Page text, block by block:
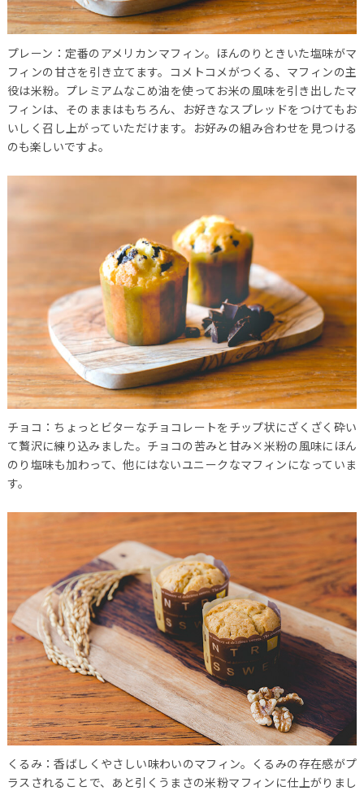
プレーン：定番のアメリカンマフィン。ほんのりときいた塩味がマ
フィンの甘さを引き立てます。コメトコメがつくる、マフィンの主
役は米粉。プレミアムなこめ油を使ってお米の風味を引き出したマ
フィンは、そのままはもちろん、お好きなスプレッドをつけてもお
いしく召し上がっていただけます。お好みの組み合わせを見つける
のも楽しいですよ。
チョコ：ちょっとビターなチョコレートをチップ状にざくざく砕い
て贅沢に練り込みました。チョコの苦みと甘み×米粉の風味にほん
のり塩味も加わって、他にはないユニークなマフィンになっていま
す。
くるみ：香ばしくやさしい味わいのマフィン。くるみの存在感がプ
ラスされることで、あと引くうまさの米粉マフィンに仕上がりまし